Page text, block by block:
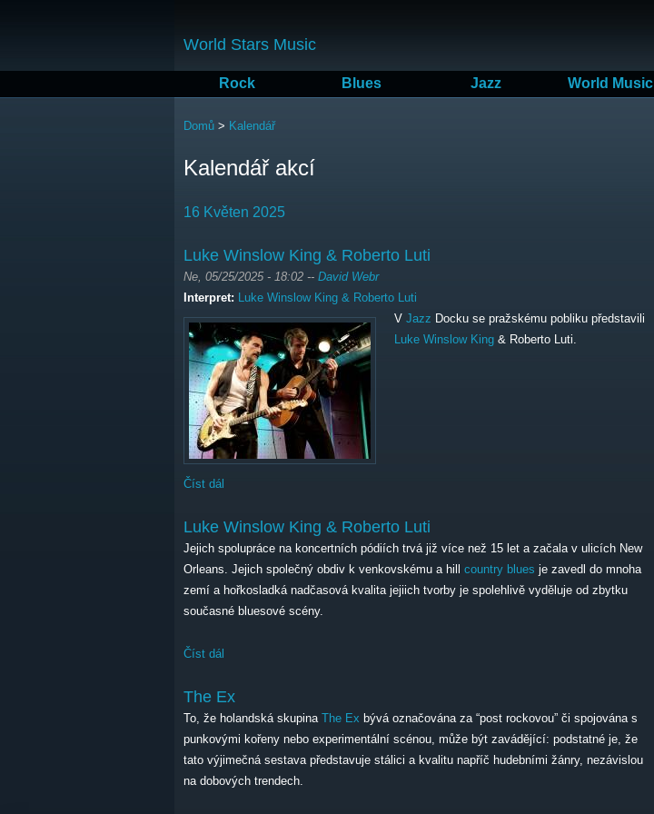
obsahu
World Stars Music
Rock Blues Jazz World Music
Jste zde
Domů > Kalendář
Kalendář akcí
16 Květen 2025
Luke Winslow King & Roberto Luti
Ne, 05/25/2025 - 18:02 -- David Webr
Interpret: Luke Winslow King & Roberto Luti
V Jazz Docku se pražskému pobliku představili
Luke Winslow King & Roberto Luti.
Číst dál
Luke Winslow King & Roberto Luti
Jejich spolupráce na koncertních pódiích trvá již více než 15 let a začala v ulicích New
Orleans. Jejich společný obdiv k venkovskému a hill country blues je zavedl do mnoha
zemí a hořkosladká nadčasová kvalita jejiich tvorby je spolehlivě vyděluje od zbytku
současné bluesové scény.
Číst dál
The Ex
To, že holandská skupina The Ex bývá označována za “post rockovou” či spojována s
punkovými kořeny nebo experimentální scénou, může být zavádějící: podstatné je, že
tato výjimečná sestava představuje stálici a kvalitu napříč hudebními žánry, nezávislou
na dobových trendech.